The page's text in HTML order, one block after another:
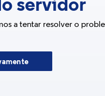
servidor
a tentar resolver o